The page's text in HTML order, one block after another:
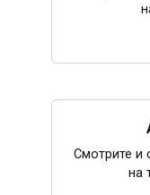
Смотрите и
на